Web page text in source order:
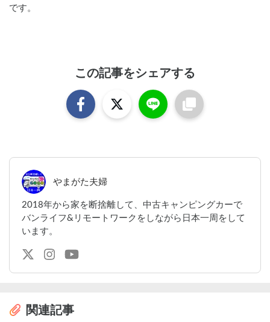
です。
この記事をシェアする
やまがた夫婦
2018年から家を断捨離して、中古キャンピングカーで
バンライフ&リモートワークをしながら日本一周をして
います。
関連記事